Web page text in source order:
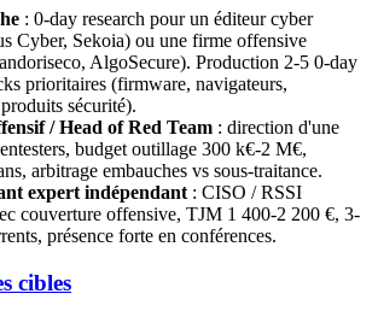
: 0-day research pour un éditeur cyber
Cyber, Sekoia) ou une firme offensive
AlgoSecure). Production 2-5 0-day
prioritaires (firmware, navigateurs,
sécurité).
/ Head of Red Team : direction d'une
budget outillage 300 k€-2 M€,
arbitrage embauches vs sous-traitance.
expert indépendant : CISO / RSSI
couverture offensive, TJM 1 400-2 200 €, 3-
présence forte en conférences.
cibles